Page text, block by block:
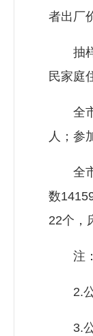
者出厂
抽样
民家庭
全市
人；参
全市
数
22个，
注：
2.公
3.公